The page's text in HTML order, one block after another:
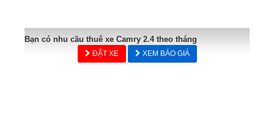
Bạn có nhu cầu thuê xe Camry 2.4 theo tháng
ĐẶT XE XEM BÁO GIÁ